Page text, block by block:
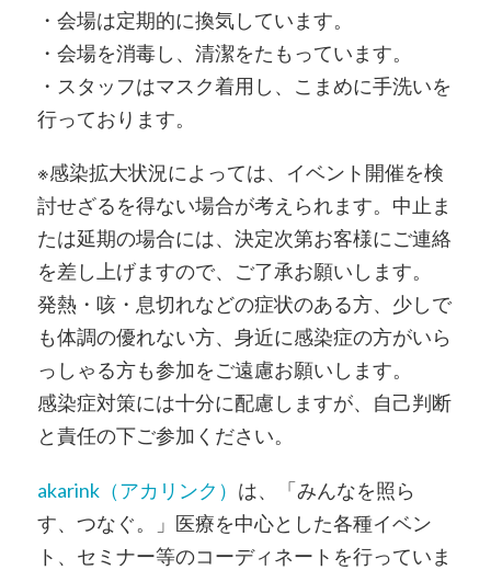
・会場は定期的に換気しています。
・会場を消毒し、清潔をたもっています。
・スタッフはマスク着用し、こまめに手洗いを
行っております。
※感染拡大状況によっては、イベント開催を検
討せざるを得ない場合が考えられます。中止ま
たは延期の場合には、決定次第お客様にご連絡
を差し上げますので、ご了承お願いします。
発熱・咳・息切れなどの症状のある方、少しで
も体調の優れない方、身近に感染症の方がいら
っしゃる方も参加をご遠慮お願いします。
感染症対策には十分に配慮しますが、自己判断
と責任の下ご参加ください。
akarink（アカリンク） は、「みんなを照ら
す、つなぐ。」医療を中心とした各種イベン
ト、セミナー等のコーディネートを行っていま